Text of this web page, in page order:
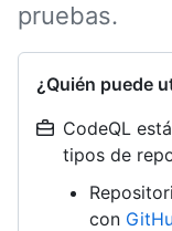
pruebas.
¿Quién puede
CodeQL
tipos de
con